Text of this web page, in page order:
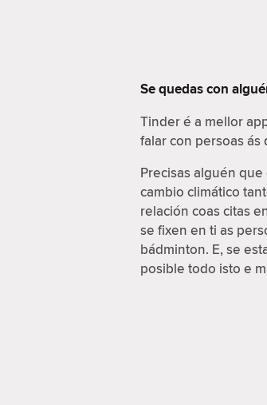
Se quedas con
Tinder é a mellor
falar con persoas
Precisas alguén
cambio climático
relación coas citas
se fixen en ti as
bádminton. E, se
posible todo isto e